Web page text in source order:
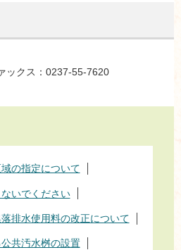
クス：0237-55-7620
の指定について
いでください
排水使用料の改正について
共汚水桝の設置